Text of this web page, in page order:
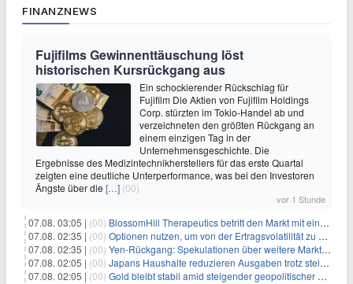
FINANZNEWS
Fujifilms Gewinnenttäuschung löst
historischen Kursrückgang aus
Ein schockierender Rückschlag für
Fujifilm Die Aktien von Fujifilm Holdings
Corp. stürzten im Tokio-Handel ab und
verzeichneten den größten Rückgang an
einem einzigen Tag in der
Unternehmensgeschichte. Die
Ergebnisse des Medizintechnikherstellers für das erste Quartal
zeigten eine deutliche Unterperformance, was bei den Investoren
Ängste über die […] (00)
vor 1 Stunde
07.08. 03:05 | (00) BlossomHill Therapeutics betritt den Markt mit einem IPO-Boost von 150 Millionen Dollar
07.08. 02:35 | (00) Optionen nutzen, um von der Ertragsvolatilität zu profitieren
07.08. 02:35 | (00) Yen-Rückgang: Spekulationen über weitere Marktinterventionen nehmen zu
07.08. 02:05 | (00) Japans Haushalte reduzieren Ausgaben trotz steigender Löhne: Ein Warnsignal für das Wachstum
07.08. 02:05 | (00) Gold bleibt stabil amid steigender geopolitischer Spannungen im Persischen Golf